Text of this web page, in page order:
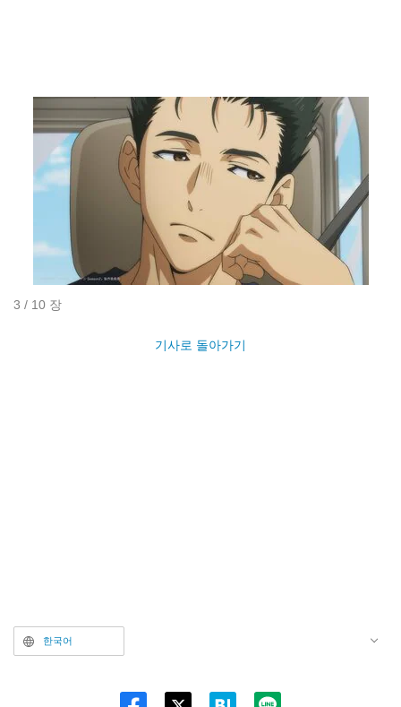
3 / 10 장
기사로 돌아가기
한국어